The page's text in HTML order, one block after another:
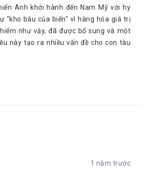
Anh khởi hành đến Nam Mỹ với hy
"kho báu của biển" vì hàng hóa giá trị
như vậy, đã được bổ sung và một
này tạo ra nhiều vấn đề cho con tàu
1 năm trước